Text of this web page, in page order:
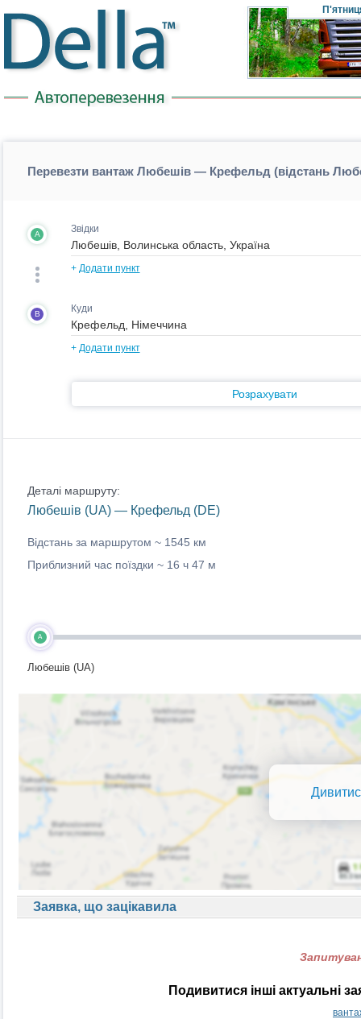
Перевезти вантаж Любешів — Крефельд (відстань
A Звідки
+ Додати пункт
B Куди
+ Додати пункт
Розрахувати
Деталі маршруту:
Любешів (UA) — Крефельд (DE)
Відстань за маршрутом ~ 1545 км
Приблизний час поїздки ~ 16 ч 47 м
A
Любешів (UA)
Заявка, що зацікавила
Подивитися інші актуальні